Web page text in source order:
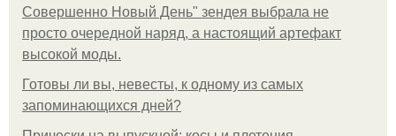
Совершенно Новый День" зендея выбрала не
просто очередной наряд, а настоящий артефакт
высокой моды.
Готовы ли вы, невесты, к одному из самых
запоминающихся дней?